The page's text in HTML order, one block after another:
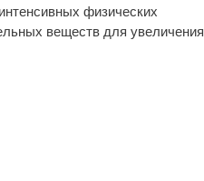
физических
веществ для увеличения